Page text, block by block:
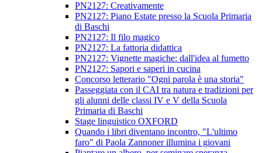
PN2127: Creativamente
PN2127: Piano Estate presso la Scuola Primaria
di Baschi
PN2127: Il filo magico
PN2127: La fattoria didattica
PN2127: Vignette magiche: dall'idea al fumetto
PN2127: Sapori e saperi in cucina
Concorso letterario "Ogni parola è una storia"
Passeggiata con il CAI tra natura e tradizioni per
gli alunni delle classi IV e V della Scuola
Primaria di Baschi
Stage linguistico OXFORD
Quando i libri diventano incontro, "L'ultimo
faro" di Paola Zannoner illumina i giovani